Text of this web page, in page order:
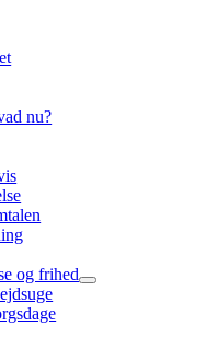
nu?
og frihed